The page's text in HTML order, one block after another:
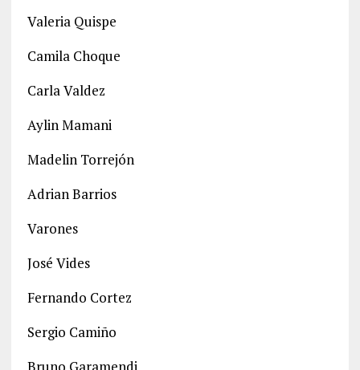
Valeria Quispe
Camila Choque
Carla Valdez
Aylin Mamani
Madelin Torrejón
Adrian Barrios
Varones
José Vides
Fernando Cortez
Sergio Camiño
Bruno Garamendi